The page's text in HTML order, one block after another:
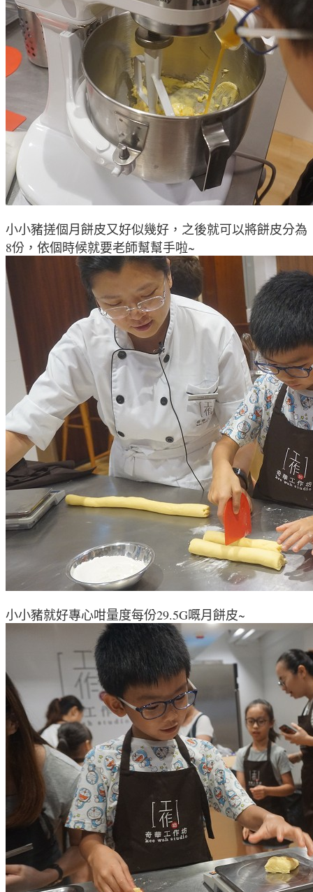
小小豬搓個月餅皮又好似幾好 ， 之後就可以將餅皮分為
8份，依個時候就要老師幫幫手啦~
小小豬就好專心咁量度每份29.5G嘅月餅皮~